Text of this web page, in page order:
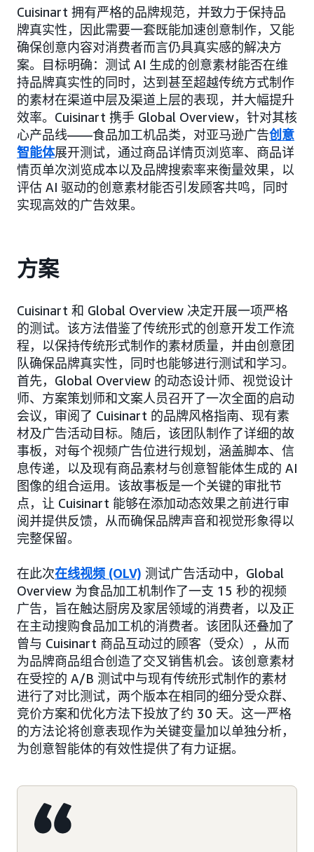
Cuisinart 拥有严格的品牌规范，并致力于保持品
牌真实性，因此需要一套既能加速创意制作，又能
确保创意内容对消费者而言仍具真实感的解决方
案。目标明确：测试 AI 生成的创意素材能否在维
持品牌真实性的同时，达到甚至超越传统方式制作
的素材在渠道中层及渠道上层的表现，并大幅提升
效率。Cuisinart 携手 Global Overview，针对其核
心产品线——食品加工机品类，对亚马逊广告创意
智能体展开测试，通过商品详情页浏览率、商品详
情页单次浏览成本以及品牌搜索率来衡量效果，以
评估 AI 驱动的创意素材能否引发顾客共鸣，同时
实现高效的广告效果。
方案
Cuisinart 和 Global Overview 决定开展一项严格
的测试。该方法借鉴了传统形式的创意开发工作流
程，以保持传统形式制作的素材质量，并由创意团
队确保品牌真实性，同时也能够进行测试和学习。
首先，Global Overview 的动态设计师、视觉设计
师、方案策划师和文案人员召开了一次全面的启动
会议，审阅了 Cuisinart 的品牌风格指南、现有素
材及广告活动目标。随后，该团队制作了详细的故
事板，对每个视频广告位进行规划，涵盖脚本、信
息传递，以及现有商品素材与创意智能体生成的 AI
图像的组合运用。该故事板是一个关键的审批节
点，让 Cuisinart 能够在添加动态效果之前进行审
阅并提供反馈，从而确保品牌声音和视觉形象得以
完整保留。
在此次在线视频 (OLV) 测试广告活动中，Global
Overview 为食品加工机制作了一支 15 秒的视频
广告，旨在触达厨房及家居领域的消费者，以及正
在主动搜购食品加工机的消费者。该团队还叠加了
曾与 Cuisinart 商品互动过的顾客（受众），从而
为品牌商品组合创造了交叉销售机会。该创意素材
在受控的 A/B 测试中与现有传统形式制作的素材
进行了对比测试，两个版本在相同的细分受众群、
竞价方案和优化方法下投放了约 30 天。这一严格
的方法论将创意表现作为关键变量加以单独分析，
为创意智能体的有效性提供了有力证据。